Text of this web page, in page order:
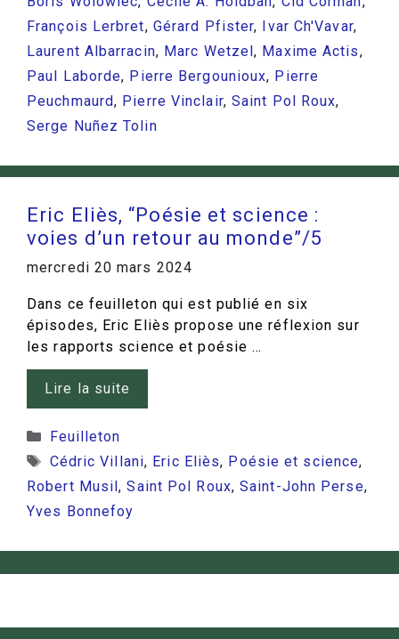
François Lerbret, Gérard Pfister, Ivar Ch'Vavar,
Laurent Albarracin, Marc Wetzel, Maxime Actis,
Paul Laborde, Pierre Bergounioux, Pierre
Peuchmaurd, Pierre Vinclair, Saint Pol Roux,
Serge Nuñez Tolin
Eric Eliès, “Poésie et science :
voies d’un retour au monde”/5
mercredi 20 mars 2024
Dans ce feuilleton qui est publié en six
épisodes, Eric Eliès propose une réflexion sur
les rapports science et poésie …
Lire la suite
Catégories
Feuilleton
Étiquettes
Cédric Villani, Eric Eliès, Poésie et science,
Robert Musil,Saint Pol Roux,Saint-John Perse,
Yves Bonnefoy